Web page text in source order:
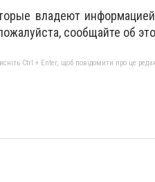
владеют
сообщайте об
Ctrl + Enter, щоб повідомити про це